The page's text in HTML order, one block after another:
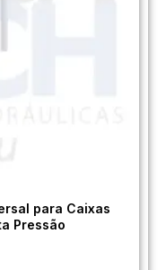
para Caixas
Pressão